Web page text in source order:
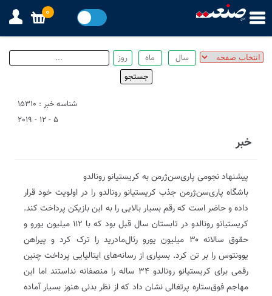
شناسه خبر : 15310
5 - 12 - 2019
خبر
پیشنهاد نجومی پاری‌سن‌ژرمن به کریستیانو رونالدو
باشگاه پاری‌سن‌ژرمن جذب کریستیانو رونالدو را در اولویت خود قرار
داده و حاضر است که رقم بسیار بالایی را به این بازیکن پرداخت کند.
کریستیانو رونالدو در تابستان سال قبل بود که با ۱۱۲ میلیون یورو و
حقوق سالانه ۳۰ میلیون یورو رئال‌مادرید را ترک کرد و پیراهن
یوونتوس را بر تن کرد. بسیاری از رسانه‌های ایتالیایی پرداخت چنین
رقمی برای کریستیانو رونالدو ۳۴ ساله را منصفانه نداستند اما این
مهاجم فوق‌ستاره پرتغالی نشان داد که از نظر بدنی هنوز بسیار آماده
0